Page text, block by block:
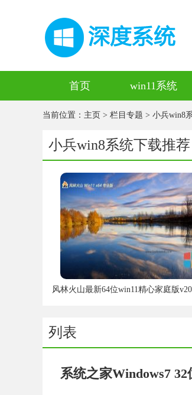
首页 win11系统
当前位置： 主页 > 栏目专题 > 小兵win8
小兵win8系统下载推荐
风林火山最新64位win11精心家庭版
列表
系统之家Windows7